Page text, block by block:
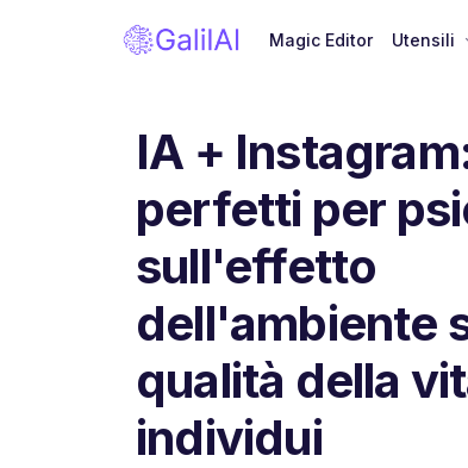
Magic Editor Utensili
IA +
perfetti per
sull'effetto
dell'ambiente
qualità della
individui